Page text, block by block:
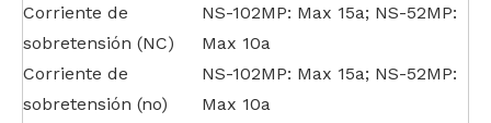
Corriente de
sobretensión (NC)
NS-102MP: Max 15a; NS-52MP:
Max 10a
Corriente de
sobretensión (no)
NS-102MP: Max 15a; NS-52MP:
Max 10a